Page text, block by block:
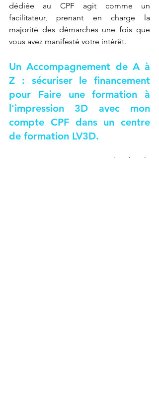
dédiée au CPF agit comme un
facilitateur, prenant en charge la
majorité des démarches une fois que
vous avez manifesté votre intérêt.
Un Accompagnement de A à
Z : sécuriser le financement
pour Faire une formation à
l'impression 3D avec mon
compte CPF dans un centre
de formation LV3D.
L'accompagnement s'étend de la